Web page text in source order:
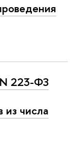
N 223-ФЗ
из числа